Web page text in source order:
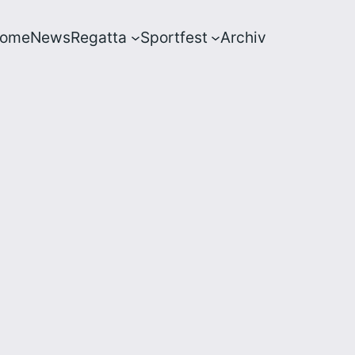
NewsRegatta Sportfest Archiv